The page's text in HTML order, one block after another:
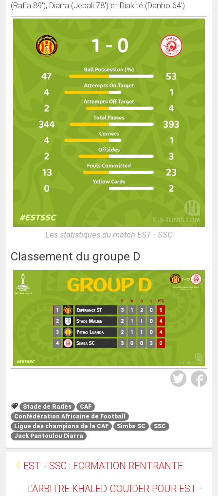
(Rafia 89'), Diarra (Jebali 78') et Diakité (Danho 64').
Les statistiques du match EST - SSC
Classement du groupe D
Stade de Radès
CAF
Confédération Africaine de Football
Ligue des champions de la CAF
Simba SC
SSC
Jack Pantoulou Diarra
EST - SSC : FORMATION RENTRANTE
L'ARBITRE KHALED GOUIDER POUR EST -